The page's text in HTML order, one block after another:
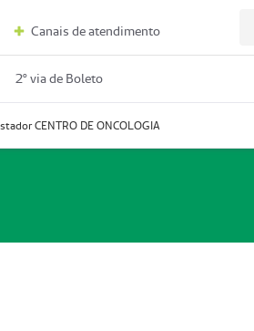
Canais de atendimento
2º via de Boleto
CENTRO DE ONCOLOGIA